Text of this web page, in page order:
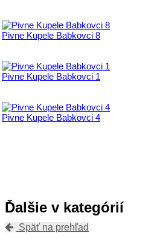
Pivne Kupele Babkovci 8
Pivne Kupele Babkovci 1
Pivne Kupele Babkovci 4
Ďalšie v kategórií
Späť na prehľad